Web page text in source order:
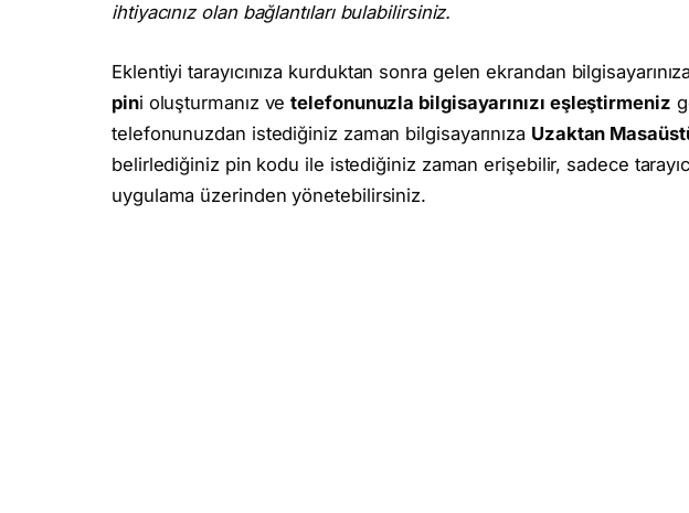
ihtiyacınız olan bağlantıları bulabilirsiniz.
Eklentiyi tarayıcınıza kurduktan sonra gelen ekrandan
pini oluşturmanız vetelefonunuzla bilgisayarınızı eşleştirmeniz
telefonunuzdan istediğiniz zaman bilgisayarınıza Uzaktan
belirlediğiniz pin kodu ile istediğiniz zaman erişebilir, sadece
uygulama üzerinden yönetebilirsiniz.